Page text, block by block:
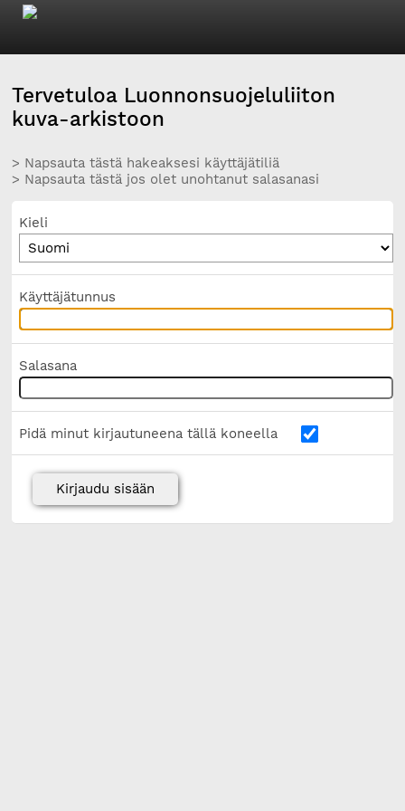
Tervetuloa Luonnonsuojeluliiton
kuva-arkistoon
> Napsauta tästä hakeaksesi käyttäjätiliä
> Napsauta tästä jos olet unohtanut salasanasi
Kieli
Käyttäjätunnus
Salasana
Pidä minut kirjautuneena tällä koneella